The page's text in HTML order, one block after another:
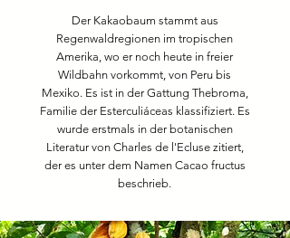
Der Kakaobaum stammt aus
Regenwaldregionen im tropischen
Amerika, wo er noch heute in freier
Wildbahn vorkommt, von Peru bis
Mexiko. Es ist in der Gattung Thebroma,
Familie der Esterculiáceas klassifiziert. Es
wurde erstmals in der botanischen
Literatur von Charles de l'Ecluse zitiert,
der es unter dem Namen Cacao fructus
beschrieb.